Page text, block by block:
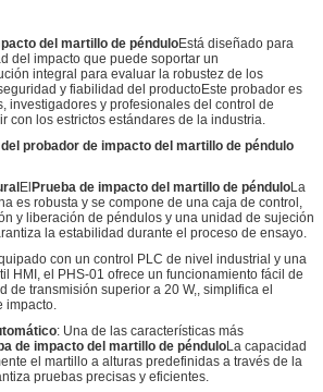
del martillo de pénduloEstá diseñado para
del impacto que puede soportar un
integral para evaluar la robustez de los
y fiabilidad del productoEste probador es
investigadores y profesionales del control de
con los estrictos estándares de la industria.
probador de impacto del martillo de péndulo
ElPrueba de impacto del martillo de pénduloLa
es robusta y se compone de una caja de control,
y liberación de péndulos y una unidad de sujeción
la estabilidad durante el proceso de ensayo.
con un control PLC de nivel industrial y una
HMI, el PHS-01 ofrece un funcionamiento fácil de
de transmisión superior a 20 W,, simplifica el
impacto.
: Una de las características más
de impacto del martillo de pénduloLa capacidad
el martillo a alturas predefinidas a través de la
pruebas precisas y eficientes.